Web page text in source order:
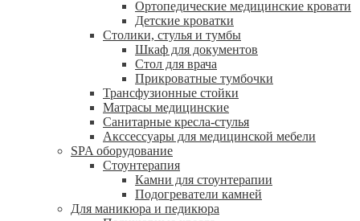
Ортопедические медицинские кровати
Детские кроватки
Столики, стулья и тумбы
Шкаф для документов
Стол для врача
Прикроватные тумбочки
Трансфузионные стойки
Матрасы медицинские
Санитарные кресла-стулья
Акссессуары для медицинской мебели
SPA оборудование
Стоунтерапия
Камни для стоунтерапии
Подогреватели камней
Для маникюра и педикюра